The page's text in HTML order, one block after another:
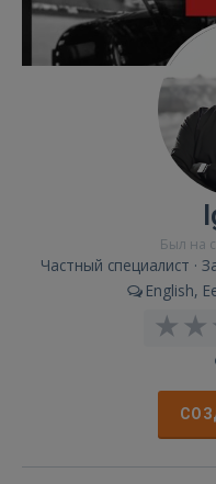
Был на
Частный специалист ·
English,